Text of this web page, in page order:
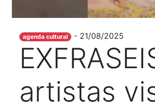
agenda cultural - 21/08/2025
artistas